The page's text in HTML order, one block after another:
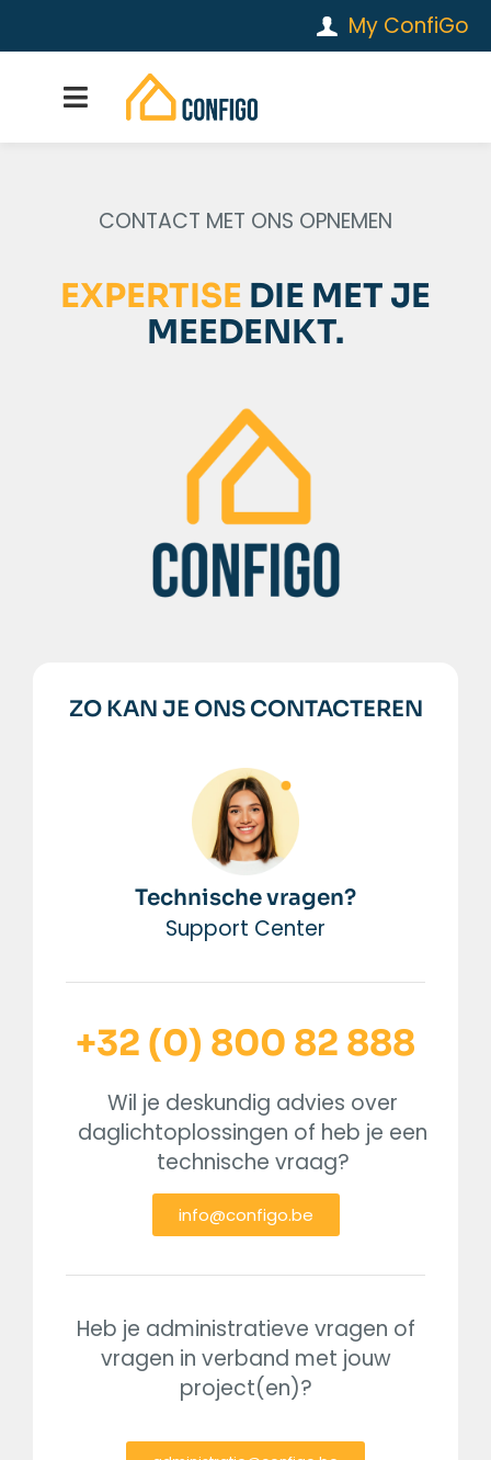
My ConfiGo
CONTACT MET ONS OPNEMEN
EXPERTISE DIE MET JE
MEEDENKT.
ZO KAN JE ONS CONTACTEREN
Technische vragen?
Support Center
+32 (0) 800 82 888
Wil je deskundig advies over
daglichtoplossingen of heb je een
technische vraag?
info@configo.be
Heb je administratieve vragen of
vragen in verband met jouw
project(en)?